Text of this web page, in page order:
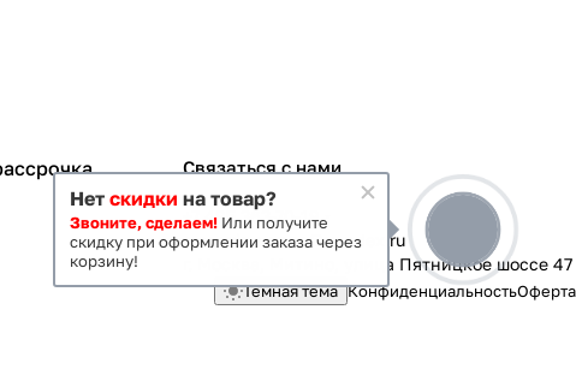
Связаться с нами
+7 495 363-70-19
magazin-vanna@yandex.ru
г. Москва, Митино, улица Пятницкое шоссе 47
Темная тема КонфиденциальностьОферта
Нет скидки на товар?
Звоните, сделаем! Или получите
скидку при оформлении заказа через
корзину!